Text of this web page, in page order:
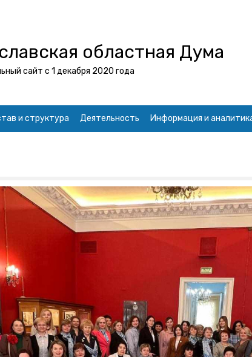
областная Дума
сайт с 1 декабря 2020 года
и структура Деятельность Информация и